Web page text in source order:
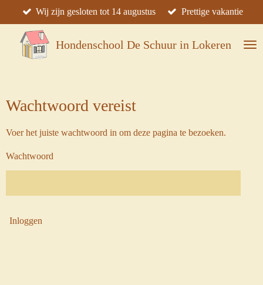
direct
naar
Hondenschool De Schuur in Lokeren
Wij zijn gesloten tot 14 augustus Prettige vakantie
Wachtwoord vereist
Voer het juiste wachtwoord in om deze pagina te bezoeken.
Wachtwoord
Inloggen